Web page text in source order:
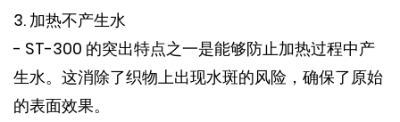
3. 加热不产生水
- ST-300 的突出特点之一是能够防止加热过程中产
生水。这消除了织物上出现水斑的风险，确保了原始
的表面效果。